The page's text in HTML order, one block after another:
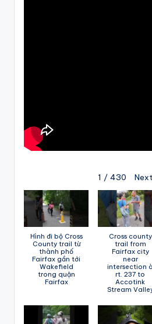
1 / 430 Next
Hình đi bộ Cross
County trail từ
thành phố
Fairfax gần tới
Wakefield
trong quận
Fairfax
Cross county
trail from
Fairfax city
near
intersection ò
rt. 237 to
Accotink
Stream